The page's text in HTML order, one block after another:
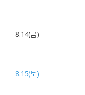
8.14(금)
8.15(토)